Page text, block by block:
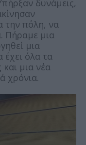
δυνάμεις,
την πόλη, να
Πήραμε μια
μια
όλα τα
και μια νέα
χρόνια.